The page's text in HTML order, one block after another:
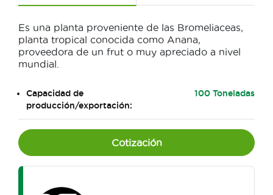
Es una planta proveniente de las Bromeliaceas,
planta tropical conocida como Anana,
proveedora de un frut o muy apreciado a nivel
mundial.
Capacidad de
producción/exportación:
100 Toneladas
Cotización